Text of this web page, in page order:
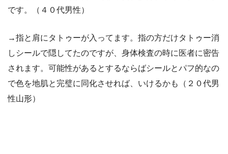
です。（４０代男性）
→指と肩にタトゥーが入ってます。指の方だけタトゥー消
しシールで隠してたのですが、身体検査の時に医者に密告
されます。可能性があるとするならばシールとパフ的なの
で色を地肌と完璧に同化させれば、いけるかも（２０代男
性山形）